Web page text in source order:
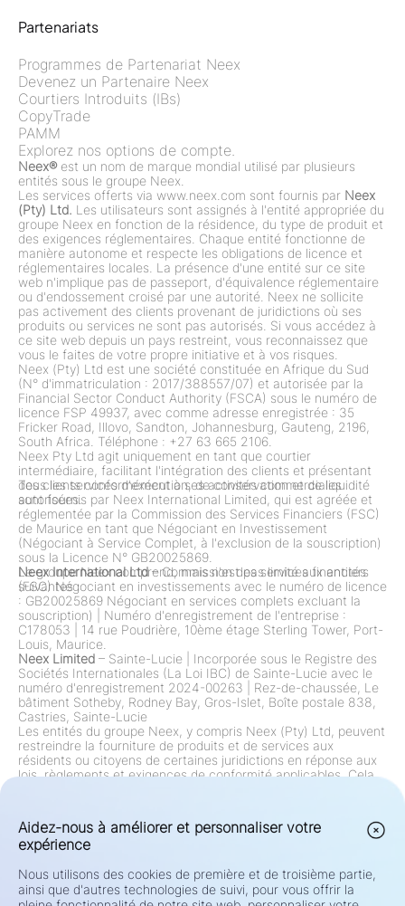
Partenariats
Programmes de Partenariat Neex
Devenez un Partenaire Neex
Courtiers Introduits (IBs)
CopyTrade
PAMM
Explorez nos options de compte.
Neex®est un nom de marque mondial utilisé par plusieurs
entités sous le groupe Neex.
Les services offerts via www.neex.com sont fournis par Neex
(Pty) Ltd. Les utilisateurs sont assignés à l'entité appropriée du
groupe Neex en fonction de la résidence, du type de produit et
des exigences réglementaires. Chaque entité fonctionne de
manière autonome et respecte les obligations de licence et
réglementaires locales. La présence d'une entité sur ce site
web n'implique pas de passeport, d'équivalence réglementaire
ou d'endossement croisé par une autorité. Neex ne sollicite
pas activement des clients provenant de juridictions où ses
produits ou services ne sont pas autorisés. Si vous accédez à
ce site web depuis un pays restreint, vous reconnaissez que
vous le faites de votre propre initiative et à vos risques.
Neex (Pty) Ltd est une société constituée en Afrique du Sud
(N° d'immatriculation : 2017/388557/07) et autorisée par la
Financial Sector Conduct Authority (FSCA) sous le numéro de
licence FSP 49937, avec comme adresse enregistrée : 35
Fricker Road, Illovo, Sandton, Johannesburg, Gauteng, 2196,
South Africa. Téléphone : +27 63 665 2106.
Neex Pty Ltd agit uniquement en tant que courtier
intermédiaire, facilitant l'intégration des clients et présentant
des clients conformément à ses activités commerciales
autorisées.
Tous les services d'exécution, de conservation et de liquidité
sont fournis par Neex International Limited, qui est agréée et
réglementée par la Commission des Services Financiers (FSC)
de Maurice en tant que Négociant en Investissement
(Négociant à Service Complet, à l'exclusion de la souscription)
sous la Licence N° GB20025869.
Le groupe Neex comprend, mais n'est pas limité aux entités
suivantes :
Neex International Ltd– Commission des services financiers
(FSC) Négociant en investissements avec le numéro de licence
: GB20025869 Négociant en services complets excluant la
souscription)
Numéro d'enregistrement de l'entreprise :
C178053
14 rue Poudrière, 10ème étage Sterling Tower, Port-
Louis, Maurice.
Neex Limited – Sainte-Lucie
Incorporée sous le Registre des
Sociétés Internationales (La Loi IBC) de Sainte-Lucie avec le
numéro d'enregistrement 2024-00263
Rez-de-chaussée, Le
bâtiment Sotheby, Rodney Bay, Gros-Islet, Boîte postale 838,
Castries, Sainte-Lucie
Les entités du groupe Neex, y compris Neex (Pty) Ltd, peuvent
restreindre la fourniture de produits et de services aux
résidents ou citoyens de certaines juridictions en réponse aux
lois, règlements et exigences de conformité applicables. Cela
telles offres sont interdites par la loi ou le règlement. Le groupe
examine et met continuellement à jour ses restrictions
conformément aux changements réglementaires.
le Forex sont des produits à effet de levier et présentent un
risque élevé de perte rapide de capital. Le trading de tels
Aidez-nous à améliorer et personnaliser votre
expérience
Nous utilisons des cookies de première et de troisième partie,
ainsi que d'autres technologies de suivi, pour vous offrir la